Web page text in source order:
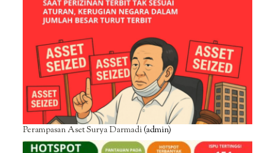
Perampasan Aset Surya Darmadi(admin)